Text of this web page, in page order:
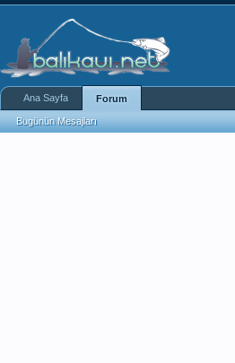
Ana Sayfa Forum
Bugünün Mesajları